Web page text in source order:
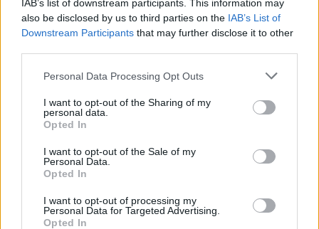
IAB’s list of downstream participants. This information may
also be disclosed by us to third parties on the IAB’s List of
Downstream Participants that may further disclose it to other
Please note that this website/app uses one or more Google
not limited to your visit or usage behaviour. You may click to
grant or deny consent to Google and its third-party tags to
use your data for below specified purposes in below Google
consent section.
Personal Data Processing Opt Outs
I want to opt-out of the Sharing of my
personal data.
Opted In
I want to opt-out of the Sale of my
Personal Data.
Opted In
I want to opt-out of processing my
Personal Data for Targeted Advertising.
Opted In
Követem
SPORT # FOCI
LIONEL MESSI CRISTIANO RONALDO